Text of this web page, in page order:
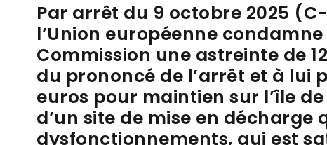
Par arrêt du 9 octobre 2025
l’Union européenne
Commission une astreinte de
du prononcé de l’arrêt et à lui
euros pour maintien sur l’île
d’un site de mise en décharge
dysfonctionnements, qui est